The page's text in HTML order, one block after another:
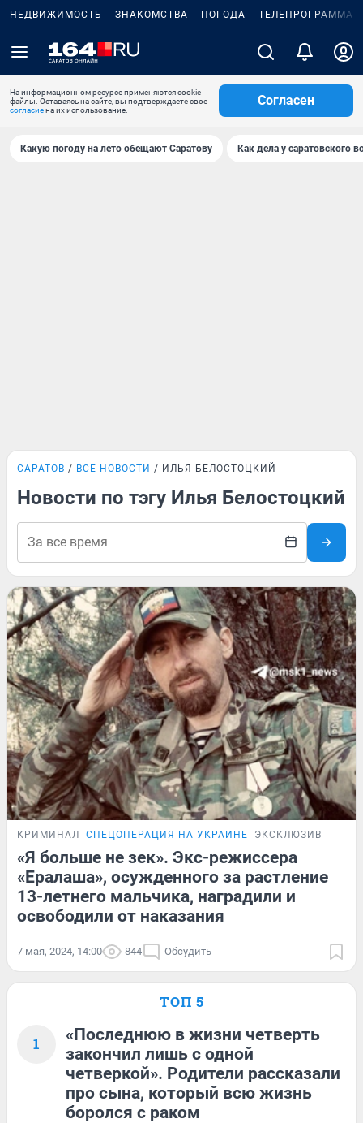
НЕДВИЖИМОСТЬ ЗНАКОМСТВА ПОГОДА ТЕЛЕПРОГРАММА
На информационном ресурсе применяются cookie-
файлы. Оставаясь на сайте, вы подтверждаете свое
согласиена их использование.
Согласен
Какую погоду на лето обещают Саратову Как дела у саратовского
САРАТОВ ВСЕ НОВОСТИ ИЛЬЯ БЕЛОСТОЦКИЙ
Новости по тэгу Илья Белостоцкий
КРИМИНАЛ СПЕЦОПЕРАЦИЯ НА УКРАИНЕ ЭКСКЛЮЗИВ
«Я больше не зек». Экс-режиссера
«Ералаша», осужденного за растление
13-летнего мальчика, наградили и
освободили от наказания
7 мая, 2024, 14:00 844 Обсудить
ТОП 5
1
«Последнюю в жизни четверть
закончил лишь с одной
четверкой». Родители рассказали
про сына, который всю жизнь
боролся с раком